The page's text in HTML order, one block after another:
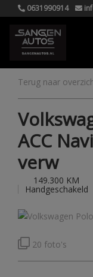
0631990914
Terug naar
ACC
verw
149.300 KM
Handgeschakeld
20 foto's